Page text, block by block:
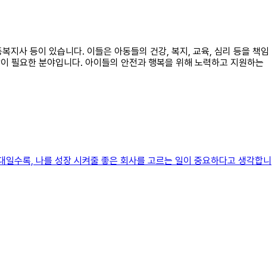
지사 등이 있습니다. 이들은 아동들의 건강, 복지, 교육, 심리 등을 책임
필요한 분야입니다. 아이들의 안전과 행복을 위해 노력하고 지원하는
수록, 나를 성장 시켜줄 좋은 회사를 고르는 일이 중요하다고 생각합니